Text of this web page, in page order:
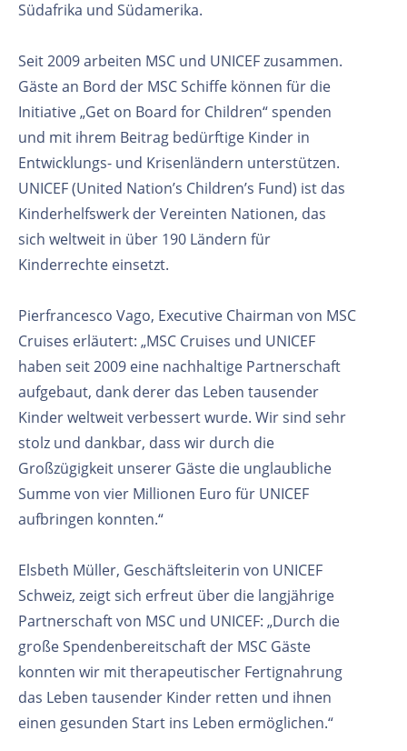
Südafrika und Südamerika.
Seit 2009 arbeiten MSC und UNICEF zusammen.
Gäste an Bord der MSC Schiffe können für die
Initiative „Get on Board for Children“ spenden
und mit ihrem Beitrag bedürftige Kinder in
Entwicklungs- und Krisenländern unterstützen.
UNICEF (United Nation’s Children’s Fund) ist das
Kinderhelfswerk der Vereinten Nationen, das
sich weltweit in über 190 Ländern für
Kinderrechte einsetzt.
Pierfrancesco Vago, Executive Chairman von MSC
Cruises erläutert: „MSC Cruises und UNICEF
haben seit 2009 eine nachhaltige Partnerschaft
aufgebaut, dank derer das Leben tausender
Kinder weltweit verbessert wurde. Wir sind sehr
stolz und dankbar, dass wir durch die
Großzügigkeit unserer Gäste die unglaubliche
Summe von vier Millionen Euro für UNICEF
aufbringen konnten.“
Elsbeth Müller, Geschäftsleiterin von UNICEF
Schweiz, zeigt sich erfreut über die langjährige
Partnerschaft von MSC und UNICEF: „Durch die
große Spendenbereitschaft der MSC Gäste
konnten wir mit therapeutischer Fertignahrung
das Leben tausender Kinder retten und ihnen
einen gesunden Start ins Leben ermöglichen.“